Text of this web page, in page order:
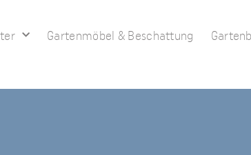
Gartenmöbel & Beschattung